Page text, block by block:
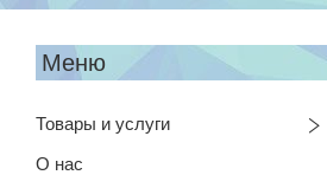
Товары и услуги
О нас